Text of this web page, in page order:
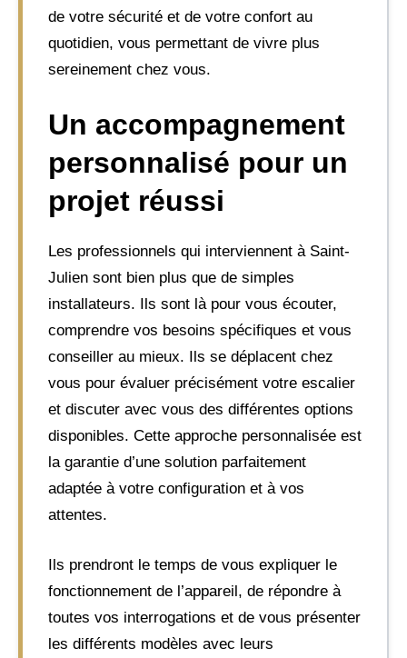
de votre sécurité et de votre confort au
quotidien, vous permettant de vivre plus
sereinement chez vous.
Un accompagnement
personnalisé pour un
projet réussi
Les professionnels qui interviennent à Saint-
Julien sont bien plus que de simples
installateurs. Ils sont là pour vous écouter,
comprendre vos besoins spécifiques et vous
conseiller au mieux. Ils se déplacent chez
vous pour évaluer précisément votre escalier
et discuter avec vous des différentes options
disponibles. Cette approche personnalisée est
la garantie d’une solution parfaitement
adaptée à votre configuration et à vos
attentes.
Ils prendront le temps de vous expliquer le
fonctionnement de l’appareil, de répondre à
toutes vos interrogations et de vous présenter
les différents modèles avec leurs